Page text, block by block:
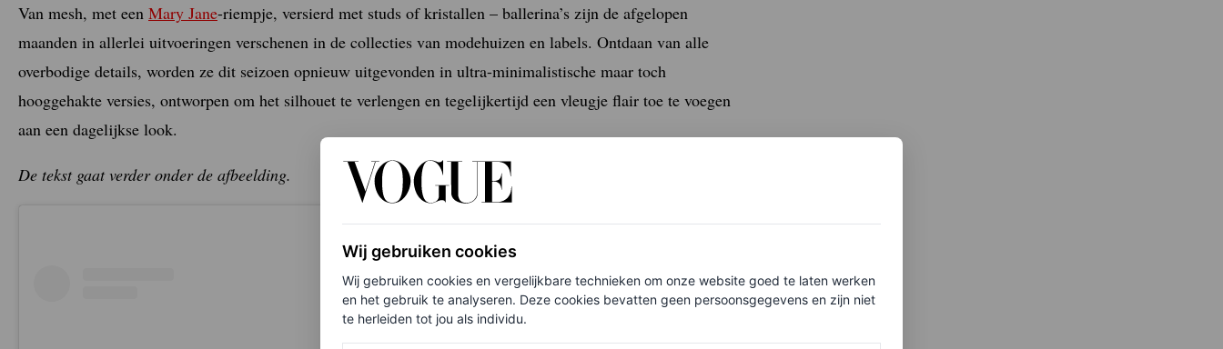
Van mesh, met een Mary Jane-riempje, versierd met studs of kristallen – ballerina’s zijn de afgelopen
maanden in allerlei uitvoeringen verschenen in de collecties van modehuizen en labels. Ontdaan van alle
overbodige details, worden ze dit seizoen opnieuw uitgevonden in ultra-minimalistische maar toch
hooggehakte versies, ontworpen om het silhouet te verlengen en tegelijkertijd een vleugje flair toe te voegen
aan een dagelijkse look.
De tekst gaat verder onder de afbeelding.
Wij gebruiken cookies
Wij gebruiken cookies en vergelijkbare technieken om onze website goed te laten werken
en het gebruik te analyseren. Deze cookies bevatten geen persoonsgegevens en zijn niet
te herleiden tot jou als individu.